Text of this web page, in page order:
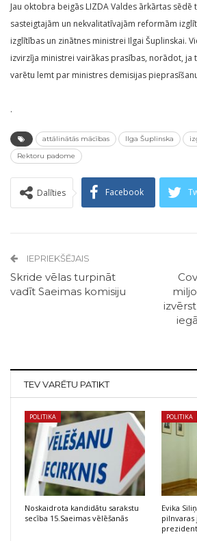
Jau oktobra beigās LIZDA Valdes ārkārtas
sasteigtajām un nekvalitatīvajām reformām
izglītības un zinātnes ministrei Ilgai Šuplinskai.
izvirzīja ministrei vairākas prasības, norādot, ja
varētu lemt par ministres demisijas
.
attālinātās mācības Ilga Šuplinska
Rektoru padome
Dalīties Facebook
IEPRIEKŠĒJAIS
Skride vēlas turpināt
vadīt Saeimas komisiju
TEV VARĒTU PATIKT
POLITIKA
Noskaidrota kandidātu sarakstu
secība 15.Saeimas vēlēšanās
POLITIKA
Evika